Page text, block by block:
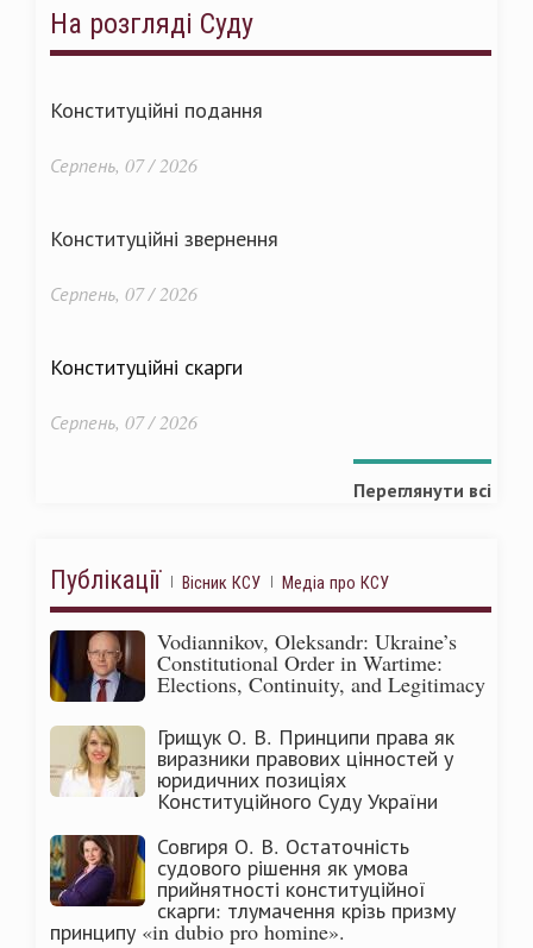
На розгляді Суду
Конституційні подання
Серпень, 07 / 2026
Конституційні звернення
Серпень, 07 / 2026
Конституційні скарги
Серпень, 07 / 2026
Переглянути всі
Публікації Вісник КСУ Медіа про КСУ
Vodiannikov, Oleksandr: Ukraine’s
Constitutional Order in Wartime:
Elections, Continuity, and Legitimacy
Грищук О. В. Принципи права як
виразники правових цінностей у
юридичних позиціях
Конституційного Суду України
Совгиря О. В. Остаточність
судового рішення як умова
прийнятності конституційної
скарги: тлумачення крізь призму
принципу «in dubio pro homine».